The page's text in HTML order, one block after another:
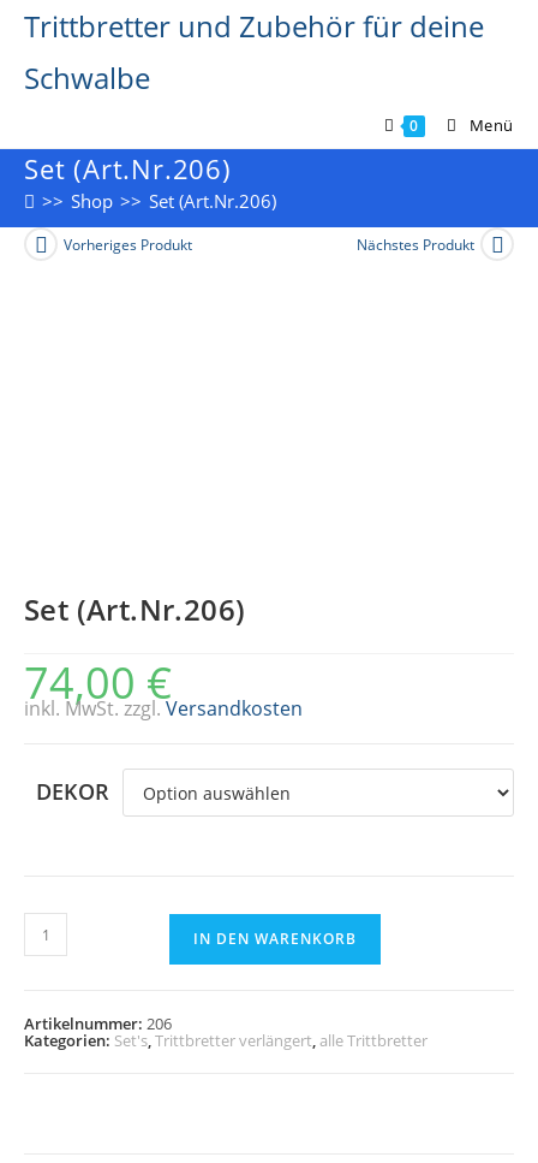
Inhalt
springen
Trittbretter und Zubehör für deine
Schwalbe
0 Menü
Set (Art.Nr.206)
>> Shop >> Set (Art.Nr.206)
Vorheriges Produkt Nächstes Produkt
Set (Art.Nr.206)
74,00 €
inkl. MwSt. zzgl. Versandkosten
DEKOR
Set
(Art.Nr.206)
Menge
IN DEN WARENKORB
Artikelnummer: 206
Kategorien: Set's,Trittbretter verlängert,alle Trittbretter